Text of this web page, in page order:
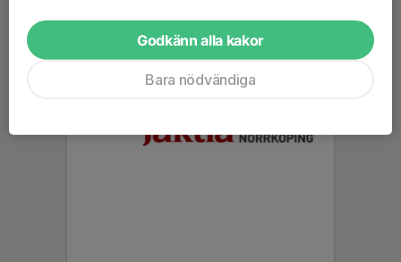
Godkänn alla kakor
Bara nödvändiga